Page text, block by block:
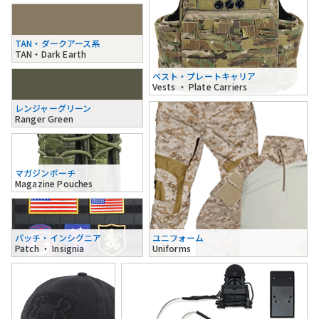
TAN・ダークアース系
TAN・Dark Earth
レンジャーグリーン
Ranger Green
ベスト・プレートキャリア
Vests ・ Plate Carriers
マガジンポーチ
Magazine Pouches
パッチ・インシグニア
Patch ・ Insignia
ユニフォーム
Uniforms